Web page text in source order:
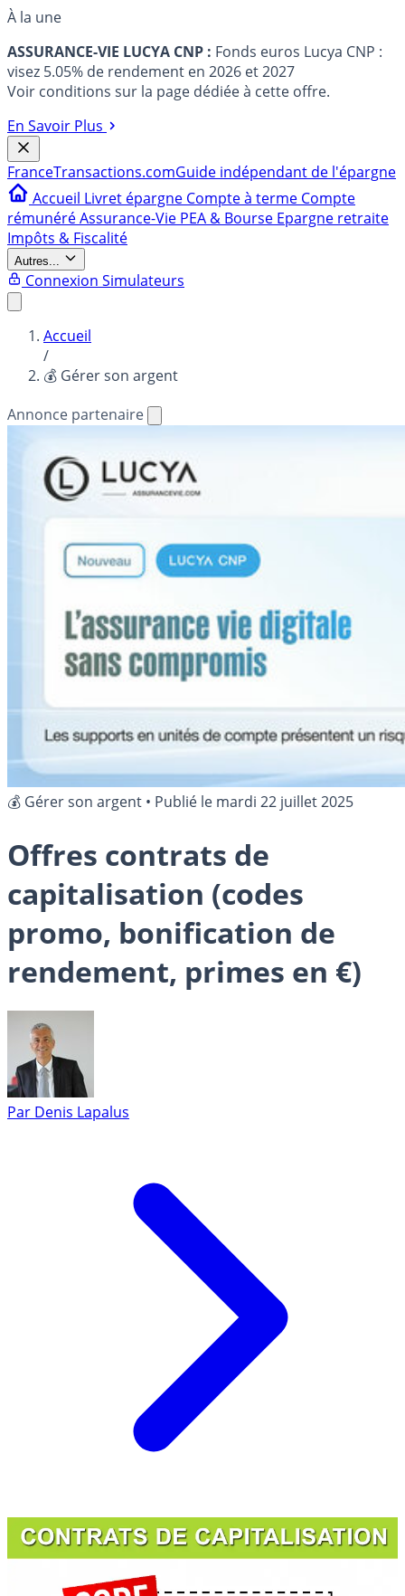
À la une
ASSURANCE-VIE LUCYA CNP : Fonds euros Lucya CNP :
visez 5.05% de rendement en 2026 et 2027
Voir conditions sur la page dédiée à cette offre.
En Savoir Plus
FranceTransactions.comGuide indépendant de l'épargne
Accueil Livret épargne Compte à terme Compte
rémunéréAssurance-Vie PEA & Bourse Epargne retraite
Impôts & Fiscalité
Autres...
Connexion Simulateurs
Accueil
/
💰 Gérer son argent
Annonce partenaire
💰 Gérer son argent • Publié le mardi 22 juillet 2025
Offres contrats de
capitalisation (codes
promo, bonification de
rendement, primes en €)
Par Denis Lapalus